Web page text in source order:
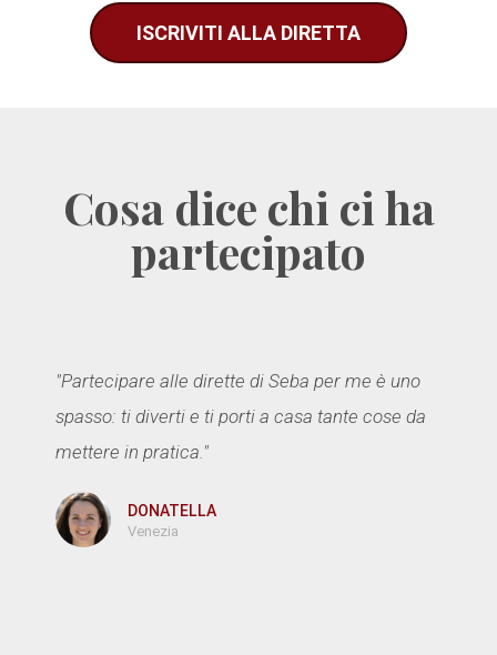
ISCRIVITI ALLA DIRETTA
Cosa dice chi ci ha
partecipato
"Partecipare alle dirette di Seba per me è uno
spasso: ti diverti e ti porti a casa tante cose da
mettere in pratica."
DONATELLA
Venezia